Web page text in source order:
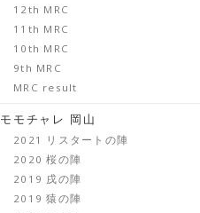
12th MRC
11th MRC
10th MRC
9th MRC
MRC result
モモチャレ 岡山
2021 リスタートの陣
2020 桜の陣
2019 戌の陣
2019 猿の陣